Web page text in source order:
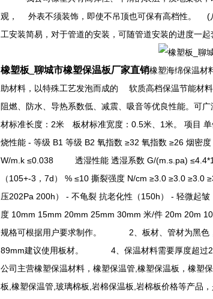
观， 外表不须装饰，即使不吊顶也可保有高档性
工安装简易，对于管道的安装，可随管道安装的进度一
橡塑板_聊城市橡塑保温板厂家直销橡塑海绵保温材
助材料，以特殊工艺发泡而成的 软质高档保温节能
阻燃、防水、导热系数低、减震、吸音等优良性能
材标准长度：2米 板材标准宽度：0.5米、1米。 项目
烧性能 - 等级 B1 等级 B2 氧指数 ≥32 氧指数 ≥26 烟密
W/m.k ≤0.038 透湿性能 透湿系数 G/(m.s.pa)
（105+-3，7d） % ≤10 撕裂强度 N/cm ≥3.0 ≥3.0 ≥3.0
压202Pa 200h） - 不龟裂 抗老化性（150h） - 轻
度 10mm 15mm 20mm 25mm 30mm 米/件 20m
规格可根据用户要求制作。 2、板材、管材为黑
89mm建议使用板材。 4、保温材料需要厚度超过
公司主营橡塑保温材料，橡塑保温管,橡塑保温板，橡塑
板,橡塑保温管,玻璃棉板,岩棉保温板,岩棉板价格等产品